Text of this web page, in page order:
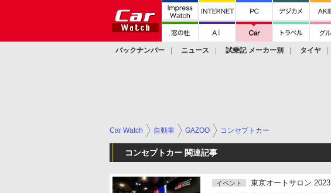
バックナンバー ニュース 試乗記 メーカー別 タイヤ
Car Watch 自動車 GAZOO コンセプトカー
コンセプトカー 関連記事
イベント 東京オートサロン 2023